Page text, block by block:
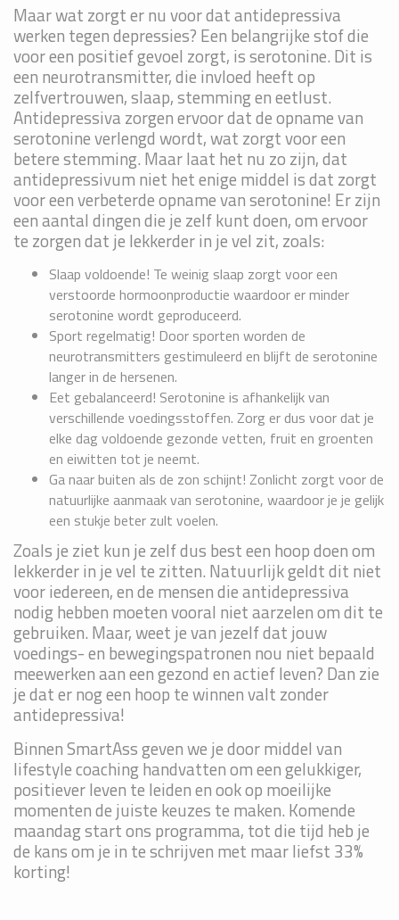
Maar wat zorgt er nu voor dat antidepressiva
werken tegen depressies? Een belangrijke stof die
voor een positief gevoel zorgt, is serotonine. Dit is
een neurotransmitter, die invloed heeft op
zelfvertrouwen, slaap, stemming en eetlust.
Antidepressiva zorgen ervoor dat de opname van
serotonine verlengd wordt, wat zorgt voor een
betere stemming. Maar laat het nu zo zijn, dat
antidepressivum niet het enige middel is dat zorgt
voor een verbeterde opname van serotonine! Er zijn
een aantal dingen die je zelf kunt doen, om ervoor
te zorgen dat je lekkerder in je vel zit, zoals:
Slaap voldoende! Te weinig slaap zorgt voor een
verstoorde hormoonproductie waardoor er minder
serotonine wordt geproduceerd.
Sport regelmatig! Door sporten worden de
neurotransmitters gestimuleerd en blijft de serotonine
langer in de hersenen.
Eet gebalanceerd! Serotonine is afhankelijk van
verschillende voedingsstoffen. Zorg er dus voor dat je
elke dag voldoende gezonde vetten, fruit en groenten
en eiwitten tot je neemt.
Ga naar buiten als de zon schijnt! Zonlicht zorgt voor de
natuurlijke aanmaak van serotonine, waardoor je je gelijk
een stukje beter zult voelen.
Zoals je ziet kun je zelf dus best een hoop doen om
lekkerder in je vel te zitten. Natuurlijk geldt dit niet
voor iedereen, en de mensen die antidepressiva
nodig hebben moeten vooral niet aarzelen om dit te
gebruiken. Maar, weet je van jezelf dat jouw
voedings- en bewegingspatronen nou niet bepaald
meewerken aan een gezond en actief leven? Dan zie
je dat er nog een hoop te winnen valt zonder
antidepressiva!
Binnen SmartAss geven we je door middel van
lifestyle coaching handvatten om een gelukkiger,
positiever leven te leiden en ook op moeilijke
momenten de juiste keuzes te maken. Komende
maandag start ons programma, tot die tijd heb je
de kans om je in te schrijven met maar liefst 33%
korting!